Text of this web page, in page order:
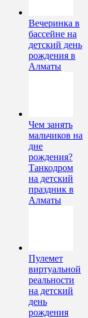
Вечеринка в
бассейне на
детский день
рождения в
Алматы
Чем занять
мальчиков на
дне
рождения?
Танкодром
на детский
праздник в
Алматы
Пулемет
виртуальной
реальности
на детский
день
рождения